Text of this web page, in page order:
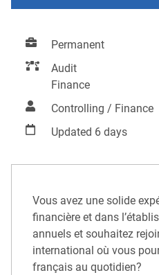
Permanent
Audit
Finance
Controlling / Finance
Updated 6 days
Vous avez une solide
financière et dans
annuels et souhaitez
international où vous
français au quotidien?